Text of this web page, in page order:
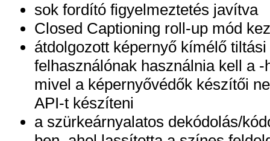
sok fordító figyelmeztetés javítva
Closed Captioning roll-up mód
átdolgozott képernyő kímélő
felhasználónak használnia kell a
mivel a képernyővédők készítői
API-t készíteni
a szürkeárnyalatos dekódolás/